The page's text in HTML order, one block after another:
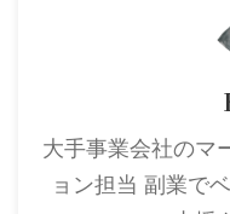
大手事業会社のマ
ョン担当 副業で